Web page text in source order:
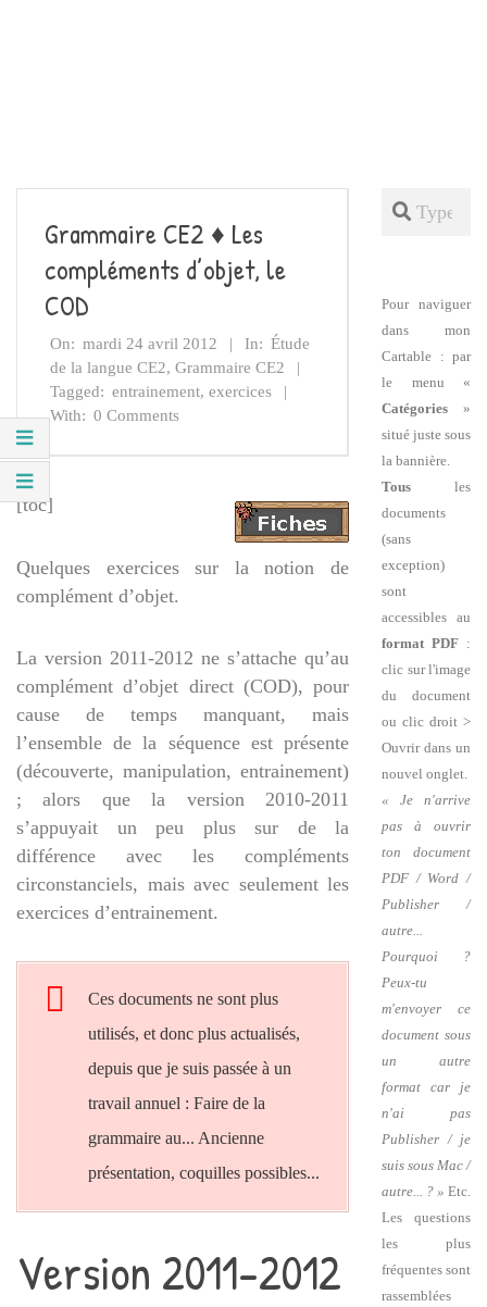
Grammaire CE2 ♦ Les
compléments d’objet, le
COD
On: mardi 24 avril 2012 In: Étude
de la langue CE2, Grammaire CE2
Tagged: entrainement, exercices
With: 0 Comments
[toc]
Quelques exercices sur la notion de
complément d’objet.
La version 2011-2012 ne s’attache qu’au
complément d’objet direct (COD), pour
cause de temps manquant, mais
l’ensemble de la séquence est présente
(découverte, manipulation, entrainement)
; alors que la version 2010-2011
s’appuyait un peu plus sur de la
différence avec les compléments
circonstanciels, mais avec seulement les
exercices d’entrainement.
Ces documents ne sont plus
utilisés, et donc plus actualisés,
depuis que je suis passée à un
travail annuel : Faire de la
grammaire au... Ancienne
présentation, coquilles possibles...
Version 2011-2012
Search
Pour naviguer
dans mon
Cartable : par
le menu «
Catégories »
situé juste sous
la bannière.
Tous les
documents
(sans
exception)
sont
accessibles au
format PDF :
clic sur l'image
du document
ou clic droit >
Ouvrir dans un
nouvel onglet.
« Je n'arrive
pas à ouvrir
ton document
PDF / Word /
Publisher /
autre...
Pourquoi ?
Peux-tu
m'envoyer ce
document sous
un autre
format car je
n'ai pas
Publisher / je
suis sous Mac /
autre... ? » Etc.
Les questions
les plus
fréquentes sont
rassemblées